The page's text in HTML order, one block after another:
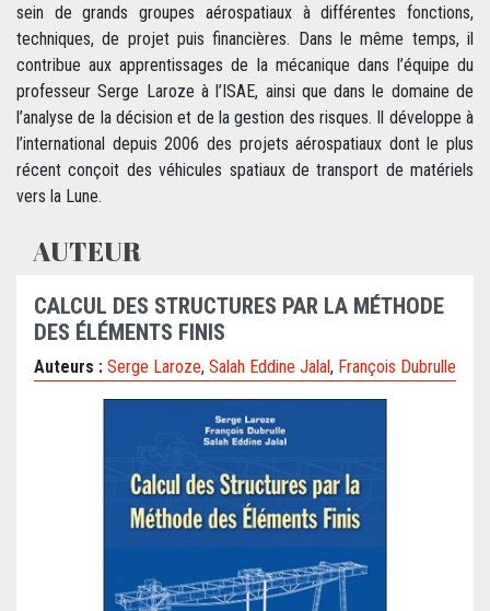
sein de grands groupes aérospatiaux à différentes fonctions,
techniques, de projet puis financières. Dans le même temps, il
contribue aux apprentissages de la mécanique dans l’équipe du
professeur Serge Laroze à l’ISAE, ainsi que dans le domaine de
l’analyse de la décision et de la gestion des risques. Il développe à
l’international depuis 2006 des projets aérospatiaux dont le plus
récent conçoit des véhicules spatiaux de transport de matériels
vers la Lune.
AUTEUR
CALCUL DES STRUCTURES PAR LA MÉTHODE
DES ÉLÉMENTS FINIS
Auteurs : Serge Laroze, Salah Eddine Jalal, François Dubrulle